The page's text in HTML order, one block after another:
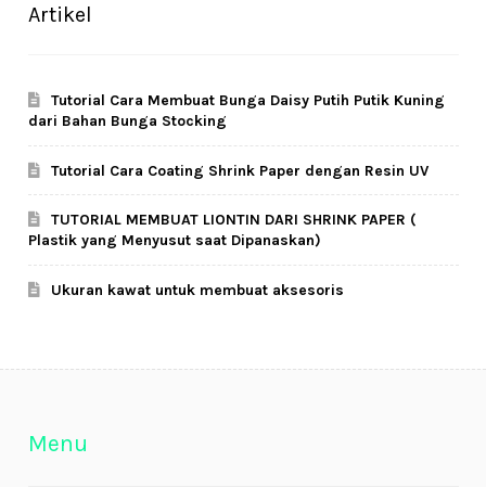
Artikel
Tutorial Cara Membuat Bunga Daisy Putih Putik Kuning
dari Bahan Bunga Stocking
Tutorial Cara Coating Shrink Paper dengan Resin UV
TUTORIAL MEMBUAT LIONTIN DARI SHRINK PAPER (
Plastik yang Menyusut saat Dipanaskan)
Ukuran kawat untuk membuat aksesoris
Menu